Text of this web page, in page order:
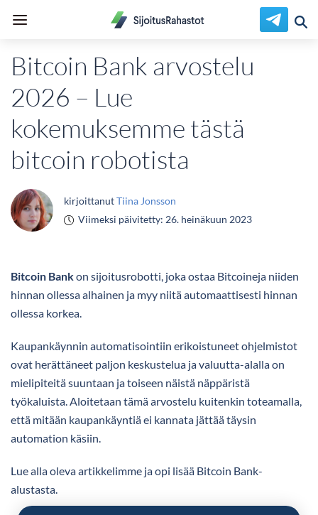
Bitcoin Bank arvostelu
2026 – Lue
kokemuksemme tästä
bitcoin robotista
kirjoittanutTiina Jonsson
Viimeksi päivitetty: 26. heinäkuun 2023
Bitcoin Bankon sijoitusrobotti, joka ostaa Bitcoineja niiden
hinnan ollessa alhainen ja myy niitä automaattisesti hinnan
ollessa korkea.
Kaupankäynnin automatisointiin erikoistuneet ohjelmistot
ovat herättäneet paljon keskustelua ja valuutta-alalla on
mielipiteitä suuntaan ja toiseen näistä näppäristä
työkaluista. Aloitetaan tämä arvostelu kuitenkin toteamalla,
että mitään kaupankäyntiä ei kannata jättää täysin
automation käsiin.
Lue alla oleva artikkelimme ja opi lisää Bitcoin Bank-
alustasta.